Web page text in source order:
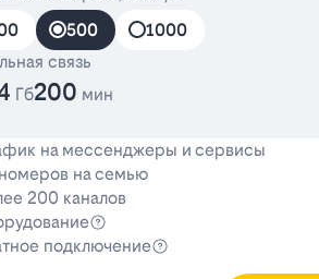
500
1000
связь
Гб200 мин
на мессенджеры и сервисы
на семью
200 каналов
подключение